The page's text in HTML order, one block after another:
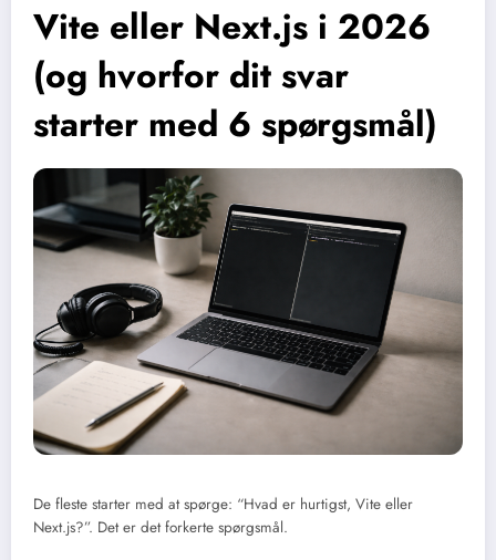
Vite eller Next.js i 2026
(og hvorfor dit svar
starter med 6 spørgsmål)
De fleste starter med at spørge: “Hvad er hurtigst, Vite eller
Next.js?”. Det er det forkerte spørgsmål.